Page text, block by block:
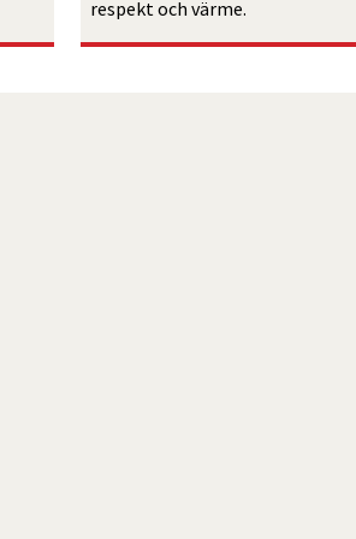
respekt och värme.